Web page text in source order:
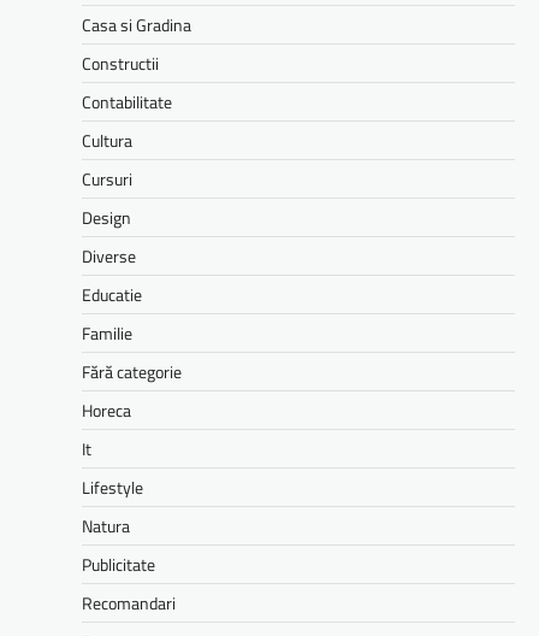
Casa si Gradina
Constructii
Contabilitate
Cultura
Cursuri
Design
Diverse
Educatie
Familie
Fără categorie
Horeca
It
Lifestyle
Natura
Publicitate
Recomandari